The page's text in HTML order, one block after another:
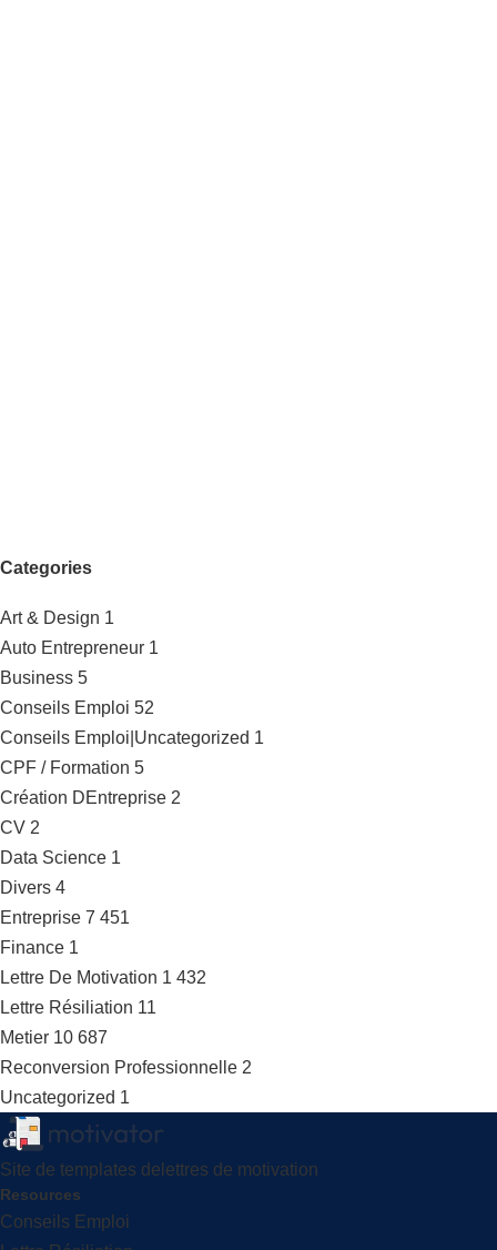
Categories
Art & Design 1
Auto Entrepreneur 1
Business 5
Conseils Emploi 52
Conseils Emploi|Uncategorized 1
CPF / Formation 5
Création DEntreprise 2
CV 2
Data Science 1
Divers 4
Entreprise 7 451
Finance 1
Lettre De Motivation 1 432
Lettre Résiliation 11
Metier 10 687
Reconversion Professionnelle 2
Uncategorized 1
Site de templates delettres de motivation
Resources
Conseils Emploi